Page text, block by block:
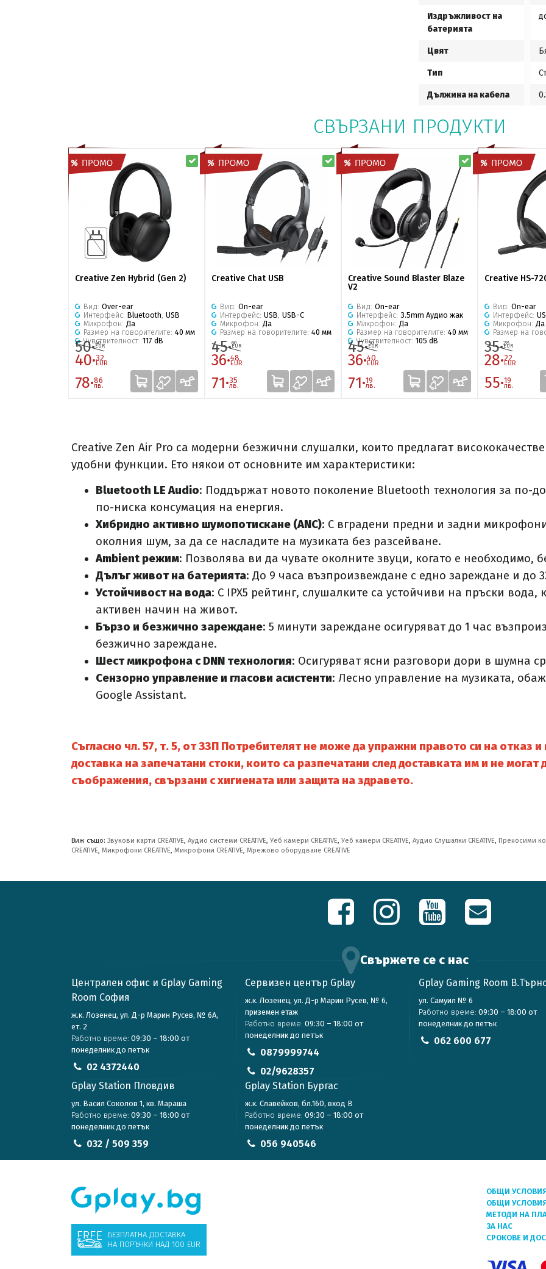
Издръжливост на
батерията
Цвят
Тип
Дължина на кабела
СВЪРЗАНИ ПРОДУКТИ
Creative Zen Hybrid (Gen 2)
Вид: Over-ear
Интерфейс: Bluetooth USB
Микрофон: Да
Размер на говорителите: 40 мм
Чувствителност: 117 dB
50·40
EUR
40·32
EUR
78·86
лв.
Creative Chat USB
Вид: On-ear
Интерфейс: USB USB-C
Микрофон: Да
Размер на говорителите: 40 мм
45·60
EUR
36·48
EUR
71·35
лв.
Creative Sound Blaster Blaze
V2
Вид: On-ear
Интерфейс: 3.5mm Аудио жак
Микрофон: Да
Размер на говорителите: 40 мм
Чувствителност: 105 dB
45·50
EUR
36·40
EUR
71·19
лв.
Creative HS-
Вид: On-ear
Интерфейс:
Микрофон: Да
Размер на
35·28
EUR
28·22
EUR
55·19
лв.
Creative Zen Air Pro са модерни безжични слушалки, които предлагат
удобни функции. Ето някои от основните им характеристики:
Bluetooth LE Audio: Поддържат новото поколение Bluetooth технология за по-
по-ниска консумация на енергия.
Хибридно активно шумопотискане (ANC): С вградени предни и задни
околния шум, за да се насладите на музиката без разсейване.
Ambient режим: Позволява ви да чувате околните звуци, когато е необходимо,
Дълъг живот на батерията: До 9 часа възпроизвеждане с едно зареждане и до
Устойчивост на вода: С IPX5 рейтинг, слушалките са устойчиви на пръски
активен начин на живот.
Бързо и безжично зареждане: 5 минути зареждане осигуряват до 1 час
безжично зареждане.
Шест микрофона с DNN технология: Осигуряват ясни разговори дори в шумна
Сензорно управление и гласови асистенти: Лесно управление на музиката,
Google Assistant.
Съгласно чл. 57, т. 5, от ЗЗП Потребителят не може да упражни правото си на отказ
доставка на запечатани стоки, които са разпечатани след доставката им и не
съображения, свързани с хигиената или защита на здравето.
Виж също: Звукови карти CREATIVE, Аудио системи CREATIVE, Уеб камери CREATIVE, Уеб камери CREATIVE, Аудио Слушалки CREATIVE, Преносими
CREATIVE, Микрофони CREATIVE, Микрофони CREATIVE, Мрежово оборудване CREATIVE
Свържете се с нас
Централен офис и Gplay Gaming
Room София
ж.к. Лозенец, ул. Д-р Марин Русев, № 6А,
ет. 2
Работно време: 09:30 – 18:00 от
понеделник до петък
02 4372440
Сервизен център Gplay
ж.к. Лозенец, ул. Д-р Марин Русев, № 6,
приземен етаж
Работно време: 09:30 – 18:00 от
понеделник до петък
0879999744
02/9628357
Gplay Gaming Room
ул. Самуил № 6
Работно време: 09:30 – 18:00 от
понеделник до петък
062 600 677
Gplay Station Пловдив
ул. Васил Соколов 1, кв. Мараша
Работно време: 09:30 – 18:00 от
понеделник до петък
032 / 509 359
Gplay Station Бургас
ж.к. Славейков, бл.160, вход В
Работно време: 09:30 – 18:00 от
понеделник до петък
056 940546
БЕЗПЛАТНА ДОСТАВКА
НА ПОРЪЧКИ НАД 100 EUR
ОБЩИ
ОБЩИ
МЕТОДИ НА
ЗА НАС
СРОКОВЕ И